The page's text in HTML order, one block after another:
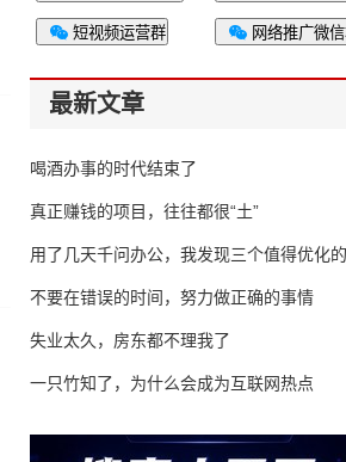
短视频运营群 网络推广微
最新文章
喝酒办事的时代结束了
真正赚钱的项目，往往都很“土”
用了几天千问办公，我发现三个值得优化
不要在错误的时间，努力做正确的事情
失业太久，房东都不理我了
一只竹知了，为什么会成为互联网热点